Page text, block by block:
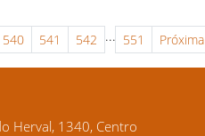
540 541 542 ... 551 Próxima
Herval, 1340, Centro